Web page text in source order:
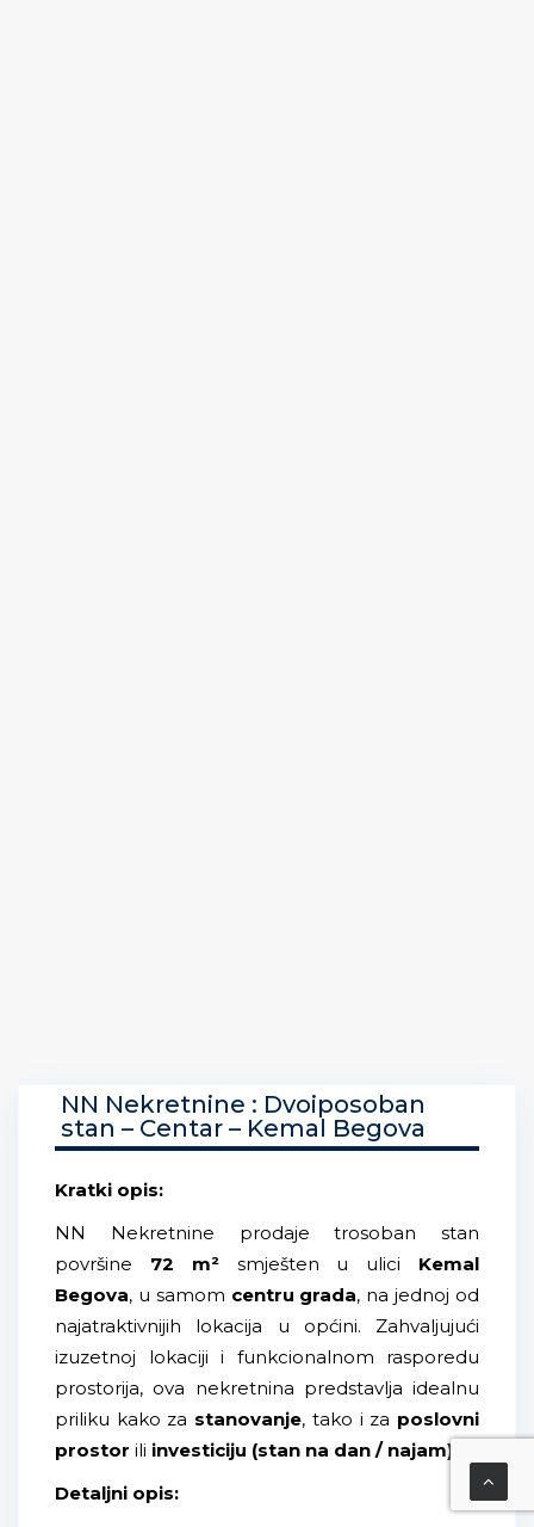
NN Nekretnine : Dvoiposoban
stan – Centar – Kemal Begova
Kratki opis:
NN Nekretnine prodaje trosoban stan
površine 72 m²smješten u ulici Kemal
Begova, u samom centru grada, na jednoj od
najatraktivnijih lokacija u općini. Zahvaljujući
izuzetnoj lokaciji i funkcionalnom rasporedu
prostorija, ova nekretnina predstavlja idealnu
priliku kako za stanovanje, tako i za poslovni
prostor ili investiciju (stan na dan / najam)
Detaljni opis: